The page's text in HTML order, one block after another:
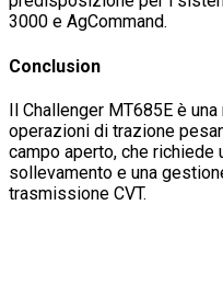
3000 e AgCommand.
Conclusion
Il Challenger MT685E è
operazioni di trazione
campo aperto, che richiede
sollevamento e una
trasmissione CVT.